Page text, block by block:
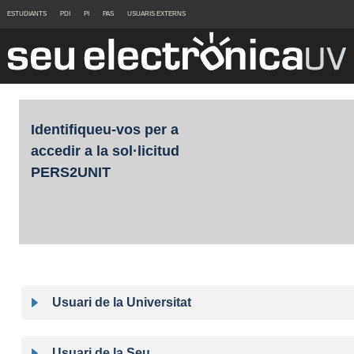
ESTUDIANTS PDI PI PAS USUARIS EXTERNS
Identifiqueu-vos per a
accedir a la sol·licitud
PERS2UNIT